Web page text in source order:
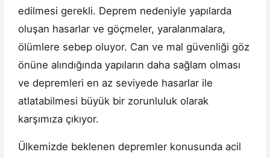
edilmesi gerekli. Deprem nedeniyle yapılarda
oluşan hasarlar ve göçmeler, yaralanmalara,
ölümlere sebep oluyor. Can ve mal güvenliği göz
önüne alındığında yapıların daha sağlam olması
ve depremleri en az seviyede hasarlar ile
atlatabilmesi büyük bir zorunluluk olarak
karşımıza çıkıyor.
Ülkemizde beklenen depremler konusunda acil